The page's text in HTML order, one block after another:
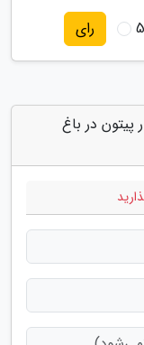
5 رای
پیتون در باغ